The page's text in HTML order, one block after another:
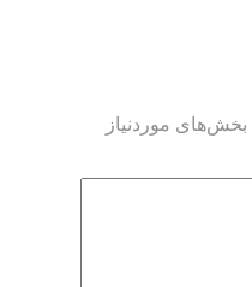
بخش‌های موردنیاز